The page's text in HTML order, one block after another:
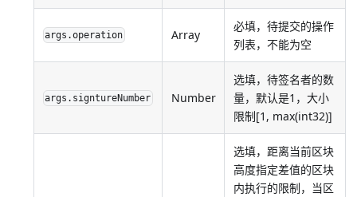
args.operation Array
必填，待提交的操作
列表，不能为空
args.signtureNumber Number
选填，待签名者的数
量，默认是1，大小
限制[1, max(int32)]
选填，距离当前区块
高度指定差值的区块
内执行的限制，当区